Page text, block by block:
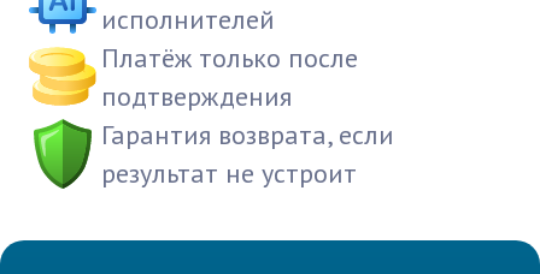
исполнителей
Платёж только после
подтверждения
Гарантия возврата, если
результат не устроит